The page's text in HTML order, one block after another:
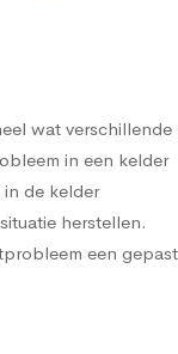
wat verschillende
in een kelder
de kelder
herstellen.
een gepast